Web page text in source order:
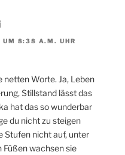
UM 8:38 A.M. UHR
netten Worte. Ja, Leben
Stillstand lässt das
hat das so wunderbar
du nicht zu steigen
Stufen nicht auf, unter
Füßen wachsen sie